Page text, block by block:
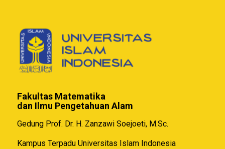
Fakultas Matematika
dan Ilmu Pengetahuan Alam
Gedung Prof. Dr. H. Zanzawi Soejoeti, M.Sc.
Kampus Terpadu Universitas Islam Indonesia